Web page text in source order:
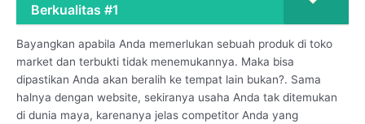
Berkualitas #1
Bayangkan apabila Anda memerlukan sebuah produk di toko
market dan terbukti tidak menemukannya. Maka bisa
dipastikan Anda akan beralih ke tempat lain bukan?. Sama
halnya dengan website, sekiranya usaha Anda tak ditemukan
di dunia maya, karenanya jelas competitor Anda yang